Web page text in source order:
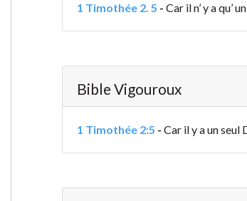
1 Timothée 2. 5 - Car il n’ y a qu’
Bible Vigouroux
1 Timothée 2:5 - Car il y a un seul